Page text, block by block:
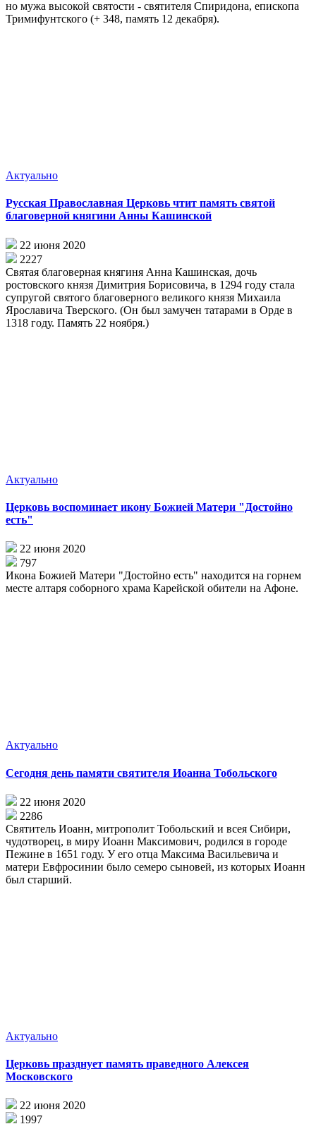
но мужа высокой святости - святителя Спиридона, епископа
Тримифунтского (+ 348, память 12 декабря).
Актуально
Русская Православная Церковь чтит память святой
благоверной княгини Анны Кашинской
22 июня 2020
2227
Святая благоверная княгиня Анна Кашинская, дочь
ростовского князя Димитрия Борисовича, в 1294 году стала
супругой святого благоверного великого князя Михаила
Ярославича Тверского. (Он был замучен татарами в Орде в
1318 году. Память 22 ноября.)
Актуально
Церковь воспоминает икону Божией Матери "Достойно
есть"
22 июня 2020
797
Икона Божией Матери "Достойно есть" находится на горнем
месте алтаря соборного храма Карейской обители на Афоне.
Актуально
Сегодня день памяти святителя Иоанна Тобольского
22 июня 2020
2286
Святитель Иоанн, митрополит Тобольский и всея Сибири,
чудотворец, в миру Иоанн Максимович, родился в городе
Пежине в 1651 году. У его отца Максима Васильевича и
матери Евфросинии было семеро сыновей, из которых Иоанн
был старший.
Актуально
Церковь празднует память праведного Алексея
Московского
22 июня 2020
1997